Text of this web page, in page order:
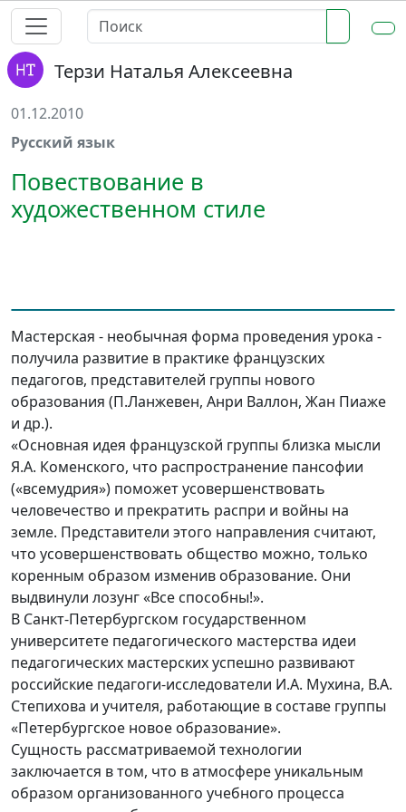
Терзи Наталья Алексеевна
01.12.2010
Русский язык
Повествование в
художественном стиле
Мастерская - необычная форма проведения урока -
получила развитие в практике французских
педагогов, представителей группы нового
образования (П.Ланжевен, Анри Валлон, Жан Пиаже
и др.).
«Основная идея французской группы близка мысли
Я.А. Коменского, что распространение пансофии
(«всемудрия») поможет усовершенствовать
человечество и прекратить распри и войны на
земле. Представители этого направления считают,
что усовершенствовать общество можно, только
коренным образом изменив образование. Они
выдвинули лозунг «Все способны!».
В Санкт-Петербургском государственном
университете педагогического мастерства идеи
педагогических мастерских успешно развивают
российские педагоги-исследователи И.А. Мухина, В.А.
Степихова и учителя, работающие в составе группы
«Петербургское новое образование».
Сущность рассматриваемой технологии
заключается в том, что в атмосфере уникальным
образом организованного учебного процесса